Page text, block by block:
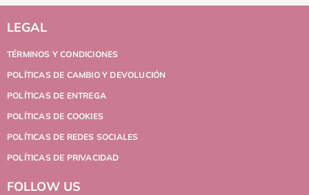
LEGAL
TÉRMINOS Y CONDICIONES
POLÍTICAS DE CAMBIO Y DEVOLUCIÓN
POLÍTICAS DE ENTREGA
POLÍTICAS DE COOKIES
POLÍTICAS DE REDES SOCIALES
POLÍTICAS DE PRIVACIDAD
FOLLOW US